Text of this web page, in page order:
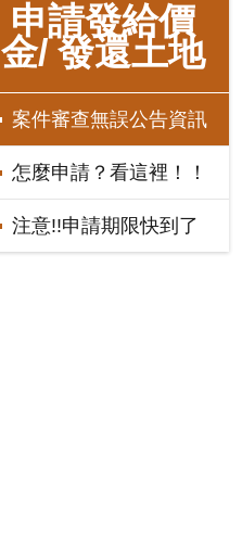
申請發給價
金/ 發還土地
案件審查無誤公告資訊
怎麼申請？看這裡！！
注意!!申請期限快到了